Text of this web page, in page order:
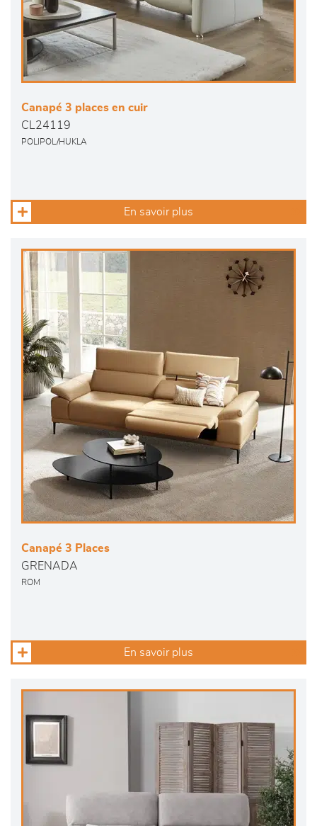
Canapé 3 places en cuir
CL24119
POLIPOL/HUKLA
En savoir plus
Canapé 3 Places
GRENADA
ROM
En savoir plus